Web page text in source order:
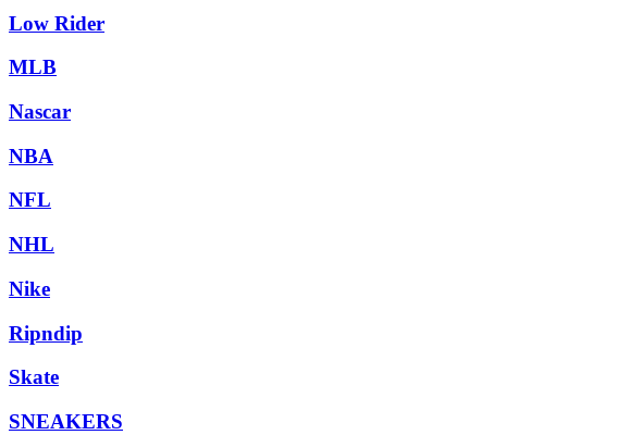
Low Rider
MLB
Nascar
NBA
NFL
NHL
Nike
Ripndip
Skate
SNEAKERS